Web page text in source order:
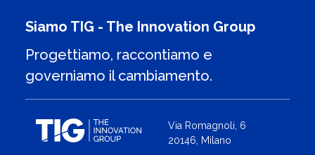
Siamo TIG - The Innovation Group
Progettiamo, raccontiamo e
governiamo il cambiamento.
Via Romagnoli, 6
20146, Milano